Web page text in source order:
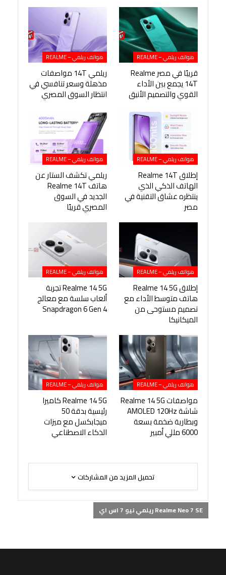
Realme Neo 7 SE ريلمي نيو 7 اس اي
هواتف ريلمي – REALME
قريبًا في مصر Realme
14T يجمع بين الأداء
القوي والتصميم الأنيق
هواتف ريلمي – REALME
ريلمي 14T مواصفات
مذهلة وسعر تنافسي في
انتظار السوق المصري
هواتف ريلمي – REALME
إطلاق Realme 14T
الهاتف الذكي الذي
ينتظره عشاق التقنية في
مصر
هواتف ريلمي – REALME
ريلمي تكشف الستار عن
هاتف Realme 14T
الجديد في السوق
المصري قريبًا
هواتف ريلمي – REALME
إطلاق Realme 14 5G
هاتف متوسط الأداء مع
تصميم مستوحى من
الميكانيكا
هواتف ريلمي – REALME
Realme 14 5G تجربة
ألعاب سلسة مع معالج
Snapdragon 6 Gen 4
هواتف ريلمي – REALME
مواصفات Realme 14 5G
شاشة AMOLED 120Hz
وبطارية ضخمة بسعة
6000 مللي أمبير
هواتف ريلمي – REALME
Realme 14 5G كاميرا
رئيسية بدقة 50
ميجابكسل مع ميزات
الذكاء الاصطناعي
تحميل المزيد من المشاركات